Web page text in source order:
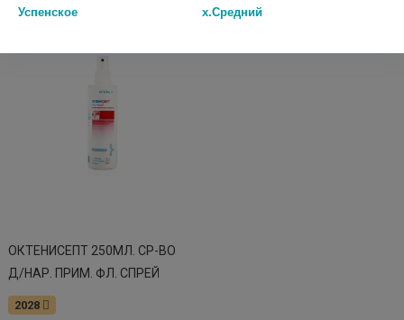
ОКТЕНИСЕПТ 250МЛ. СР-ВО
Д/НАР. ПРИМ. ФЛ. СПРЕЙ
2028
Успенское х.Средний